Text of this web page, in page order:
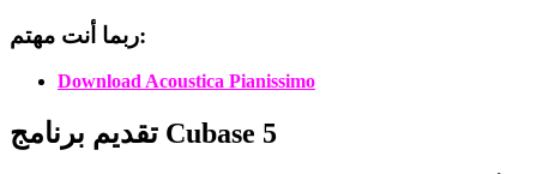
ربما أنت مهتم:
Download Acoustica Pianissimo
تقديم برنامج Cubase 5